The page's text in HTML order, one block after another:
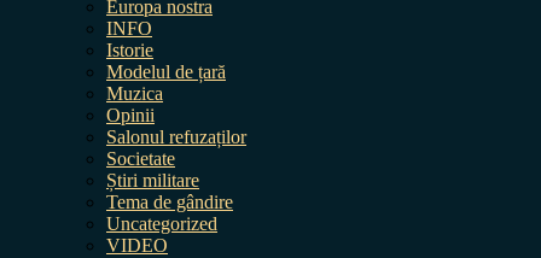
Europa nostra
INFO
Istorie
Modelul de țară
Muzica
Opinii
Salonul refuzaților
Societate
Știri militare
Tema de gândire
Uncategorized
VIDEO